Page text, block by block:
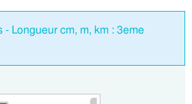
- Longueur cm, m, km : 3eme